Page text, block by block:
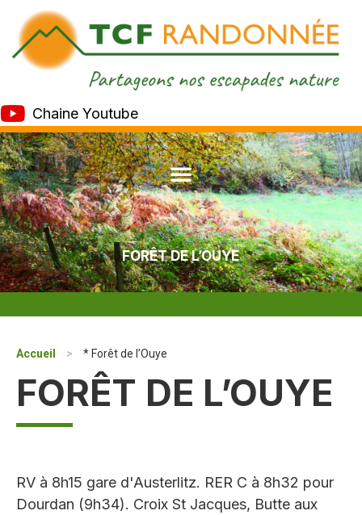
Chaine Youtube
FORÊT DE L’OUYE
Accueil > * Forêt de l’Ouye
FORÊT DE L’OUYE
RV à 8h15 gare d'Austerlitz. RER C à 8h32 pour
Dourdan (9h34). Croix St Jacques, Butte aux